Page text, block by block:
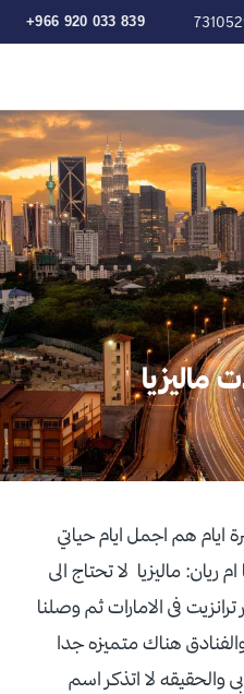
+966 920 033 839
ماليزيا
ايام هم اجمل ايام حياتي
ريان: ماليزيا لا تحتاج الى
ترانزيت فى الامارات ثم وصلنا
هناك متميزه جدا
والحقيقه لا اتذكر اسم